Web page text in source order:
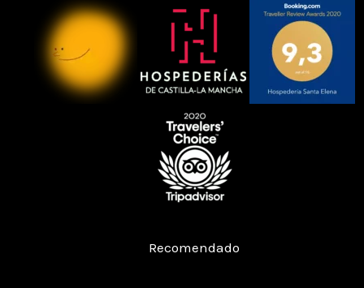
Recomendado